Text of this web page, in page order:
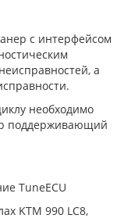
с интерфейсом
а
необходимо
поддерживающий
TuneECU
KTM 990 LC8,